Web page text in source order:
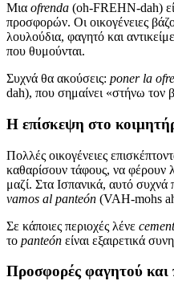
Μια ofrenda (oh-FREHN-dah)
προσφορών. Οι οικογένειες
λουλούδια, φαγητό και
που θυμούνται.
Συχνά θα ακούσεις: poner la
dah), που σημαίνει «στήνω τον
Η επίσκεψη στο
Πολλές οικογένειες
καθαρίσουν τάφους, να φέρουν
μαζί. Στα Ισπανικά, αυτό συχνά
vamos al panteón (VAH-mohs
Σε κάποιες περιοχές λένε
το panteón είναι εξαιρετικά
Προσφορές φαγητού και